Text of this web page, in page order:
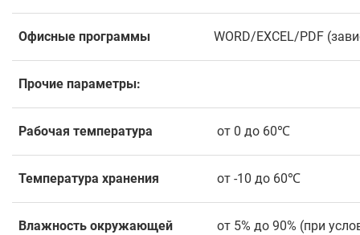
Офисные программы WORD/EXCEL/PDF
Прочие параметры:
Рабочая температура от 0 до 60℃
Температура хранения от -10 до 60℃
Влажность окружающей
от 5% до 90% (при